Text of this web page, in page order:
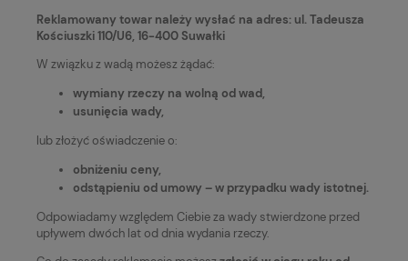
Reklamowany towar należy wysłać na adres: ul. Tadeusza
Kościuszki 110/U6, 16-400 Suwałki
W związku z wadą możesz żądać:
wymiany rzeczy na wolną od wad,
usunięcia wady,
lub złożyć oświadczenie o:
obniżeniu ceny,
odstąpieniu od umowy – w przypadku wady istotnej.
Odpowiadamy względem Ciebie za wady stwierdzone przed
upływem dwóch lat od dnia wydania rzeczy.